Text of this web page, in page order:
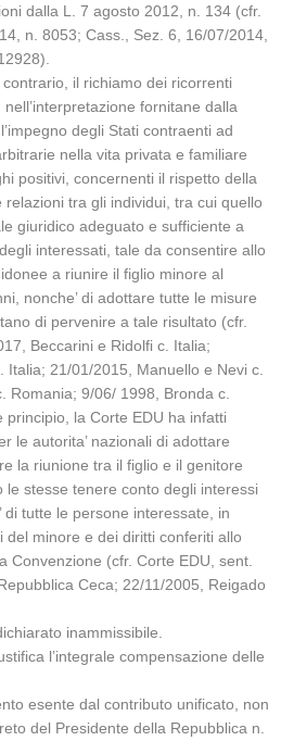
dalla L. 7 agosto 2012, n. 134 (cfr.
n. 8053; Cass., Sez. 6, 16/07/2014,
contrario, il richiamo dei ricorrenti
nell’interpretazione fornitane dalla
degli Stati contraenti ad
nella vita privata e familiare
positivi, concernenti il rispetto della
tra gli individui, tra cui quello
giuridico adeguato e sufficiente a
interessati, tale da consentire allo
a riunire il figlio minore al
nonche’ di adottare tutte le misure
di pervenire a tale risultato (cfr.
Beccarini e Ridolfi c. Italia;
Italia; 21/01/2015, Manuello e Nevi c.
Romania; 9/06/ 1998, Bronda c.
principio, la Corte EDU ha infatti
le autorita’ nazionali di adottare
la riunione tra il figlio e il genitore
le stesse tenere conto degli interessi
di tutte le persone interessate, in
del minore e dei diritti conferiti allo
Convenzione (cfr. Corte EDU, sent.
Ceca; 22/11/2005, Reigado
inammissibile.
l’integrale compensazione delle
esente dal contributo unificato, non
del Presidente della Repubblica n.